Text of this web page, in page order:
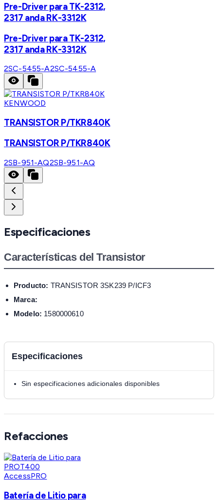
Pre-Driver para TK-2312,
2317 anda RK-3312K
Pre-Driver para TK-2312,
2317 anda RK-3312K
2SC-5455-A2SC-5455-A
KENWOOD
TRANSISTOR P/TKR840K
TRANSISTOR P/TKR840K
2SB-951-AQ2SB-951-AQ
Especificaciones
Características del Transistor
Producto: TRANSISTOR 3SK239 P/ICF3
Marca:
Modelo: 1580000610
Especificaciones
Sin especificaciones adicionales disponibles
Refacciones
AccessPRO
Batería de Litio para